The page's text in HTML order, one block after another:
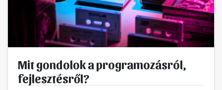
Mit gondolok a programozásról,
fejlesztésről?